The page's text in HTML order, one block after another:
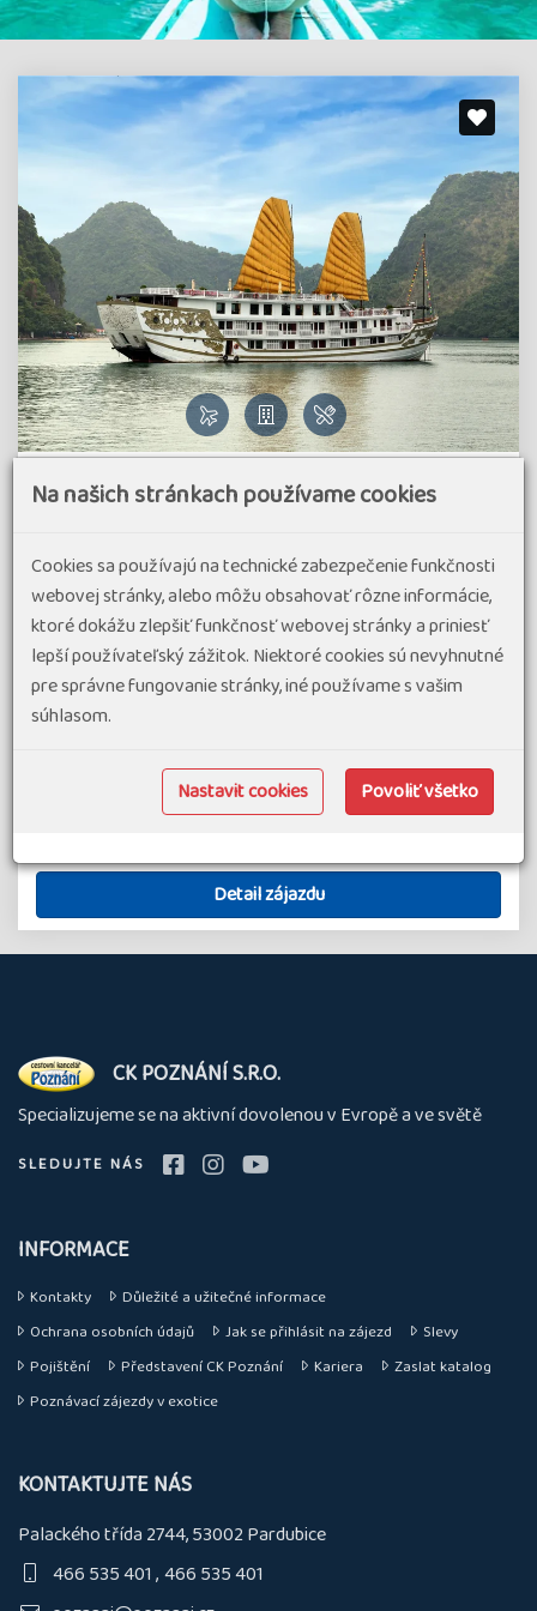
Barevný Vietnam s plavbou v zátoce Ha Long
Bay
Rádi bychom vás pozvali na cestu severním a centrálním
Vietnamem, jehož barvy se prolínají a dohromady tvoří
kompaktní mozaiku plnou kulturních, gastronomických a
etnických zážitků. Tato cesta vás přenese do dějin dávno
minulých, kdy byla města…
#Dovolenka v exotike
od2 660 €
Detail zájazdu
O
nás
CK POZNÁNÍ S.R.O.
Specializujeme se na aktivní dovolenou v Evropě a ve světě
SLEDUJTE NÁS
INFORMACE
Kontakty
Důležité a užitečné informace
Ochrana osobních údajů
Jak se přihlásit na zájezd
Slevy
Pojištění
Představení CK Poznání Kariera
Zaslat katalog
Poznávací zájezdy v exotice
KONTAKTUJTE NÁS
Palackého třída 2744, 53002 Pardubice
466 535 401 466 535 401
Na našich stránkach používame cookies
Cookies sa používajú na technické zabezpečenie funkčnosti
webovej stránky, alebo môžu obsahovať rôzne informácie,
ktoré dokážu zlepšiť funkčnosť webovej stránky a priniesť
lepší používateľský zážitok. Niektoré cookies sú nevyhnutné
pre správne fungovanie stránky, iné používame s vašim
súhlasom.
Nastavit cookies Povoliť všetko